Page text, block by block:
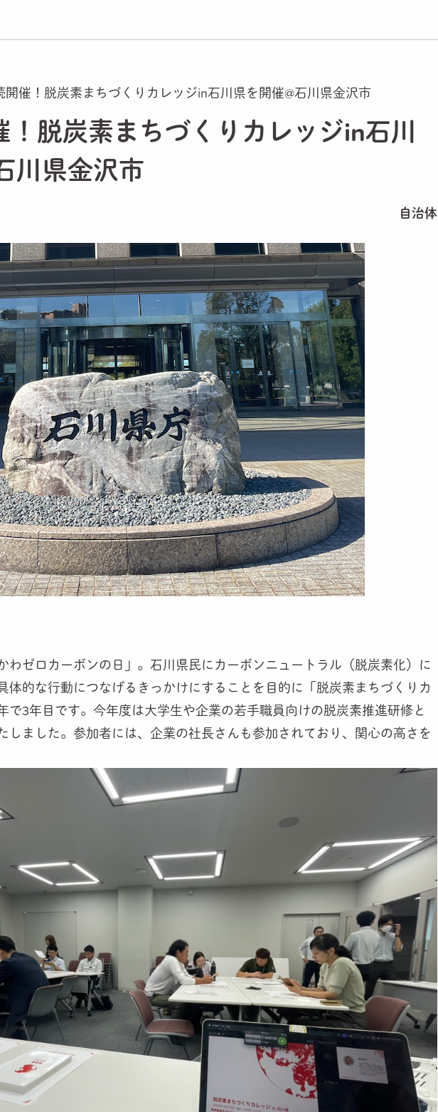
開催！脱炭素まちづくりカレッジin石川県を開催@石川県金沢市
！脱炭素まちづくりカレッジin石川
川県金沢市
自治体
わゼロカーボンの日」。石川県民にカーボンニュートラル（脱炭素化）に
体的な行動につなげるきっかけにすることを目的に「脱炭素まちづくりカ
で3年目です。今年度は大学生や企業の若手職員向けの脱炭素推進研修と
しました。参加者には、企業の社長さんも参加されており、関心の高さを